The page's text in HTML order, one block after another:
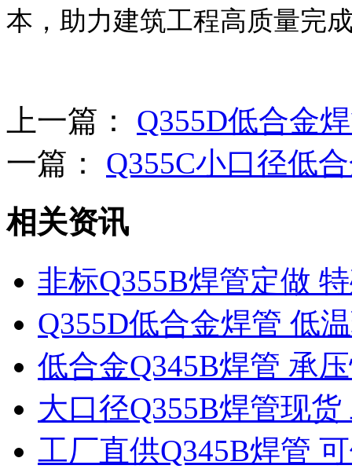
本，助力建筑工程高质量完
上一篇： Q355D低合金
一篇： Q355C小口径低
相关资讯
非标Q355B焊管定做
Q355D低合金焊管 低
低合金Q345B焊管 承
大口径Q355B焊管现
工厂直供Q345B焊管